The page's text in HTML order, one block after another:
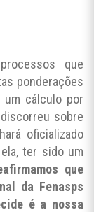
que
ponderações
um cálculo por
sobre
oficializado
ter sido um
que
da Fenasps
é a nossa